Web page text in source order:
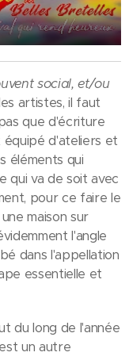
social, et/ou
artistes, il faut
que d'écriture
équipé d'ateliers et
éléments qui
qui va de soit avec
pour ce faire le
maison sur
l'angle
dans l'appellation
essentielle et
du long de l'année
un autre